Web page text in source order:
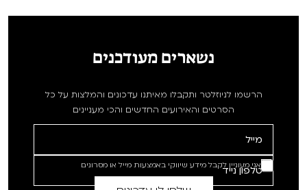
נשארים מעודכנים
הרשמו לניוזלטר ותקבלו מאיתנו עדכונים והמלצות על כל
הסרטים והאירועים החדשים והכי מעניינים
אני מעוניין לקבל מידע שיווקי באמצעות מייל או מסרונים